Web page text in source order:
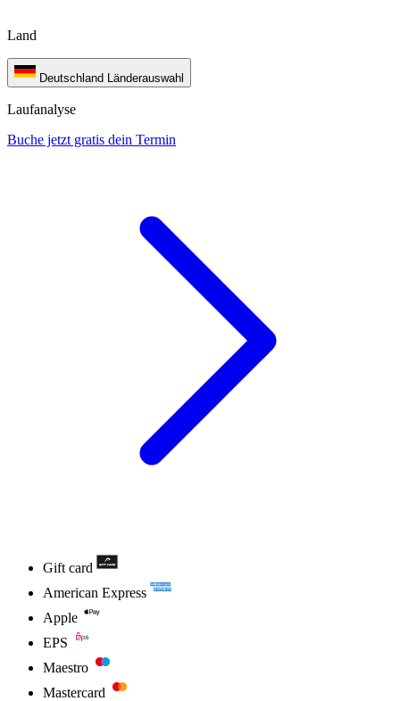
Land
Deutschland Länderauswahl
Laufanalyse
Buche jetzt gratis dein Termin
Gift card
American Express
Apple
EPS
Maestro
Mastercard